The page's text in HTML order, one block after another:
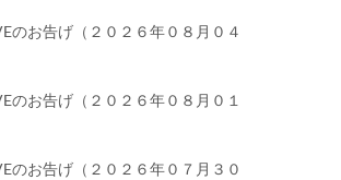
のお告げ（２０２６年０８月０４
のお告げ（２０２６年０８月０１
のお告げ（２０２６年０７月３０